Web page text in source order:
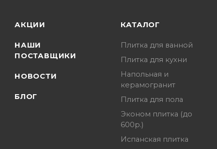
АКЦИИ
НАШИ
ПОСТАВЩИКИ
НОВОСТИ
БЛОГ
КАТАЛОГ
Плитка для ванной
Плитка для кухни
Напольная и
керамогранит
Плитка для пола
Эконом плитка (до
600р.)
Испанская плитка